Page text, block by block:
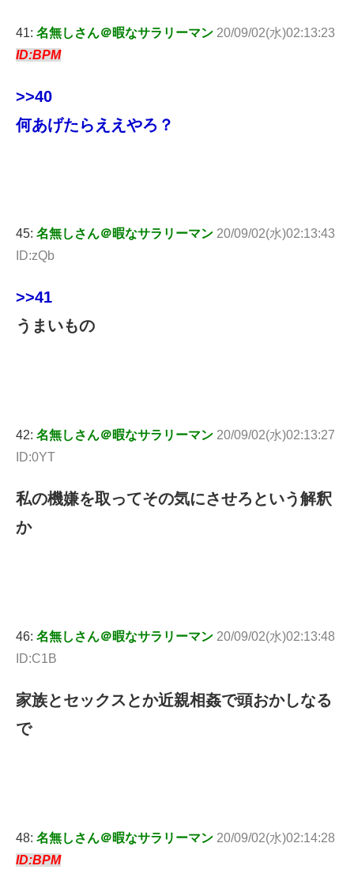
41: 名無しさん＠暇なサラリーマン 20/09/02(水)02:13:23
ID:BPM
>>40
何あげたらええやろ？
45: 名無しさん＠暇なサラリーマン 20/09/02(水)02:13:43
ID:zQb
>>41
うまいもの
42: 名無しさん＠暇なサラリーマン 20/09/02(水)02:13:27
ID:0YT
私の機嫌を取ってその気にさせろという解釈
か
46: 名無しさん＠暇なサラリーマン 20/09/02(水)02:13:48
ID:C1B
家族とセックスとか近親相姦で頭おかしなる
で
48: 名無しさん＠暇なサラリーマン 20/09/02(水)02:14:28
ID:BPM